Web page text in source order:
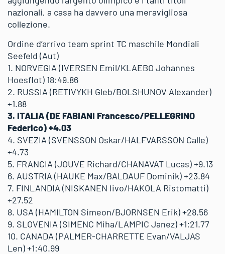
nazionali, a casa ha davvero una meravigliosa
collezione.
Ordine d’arrivo team sprint TC maschile Mondiali
Seefeld (Aut)
1. NORVEGIA (IVERSEN Emil/KLAEBO Johannes
Hoesflot) 18:49.86
2. RUSSIA (RETIVYKH Gleb/BOLSHUNOV Alexander)
+1.88
3. ITALIA (DE FABIANI Francesco/PELLEGRINO
Federico) +4.03
4. SVEZIA (SVENSSON Oskar/HALFVARSSON Calle)
+4.73
5. FRANCIA (JOUVE Richard/CHANAVAT Lucas) +9.13
6. AUSTRIA (HAUKE Max/BALDAUF Dominik) +23.84
7. FINLANDIA (NISKANEN Iivo/HAKOLA Ristomatti)
+27.52
8. USA (HAMILTON Simeon/BJORNSEN Erik) +28.56
9. SLOVENIA (SIMENC Miha/LAMPIC Janez) +1:21.77
10. CANADA (PALMER-CHARRETTE Evan/VALJAS
Len) +1:40.99